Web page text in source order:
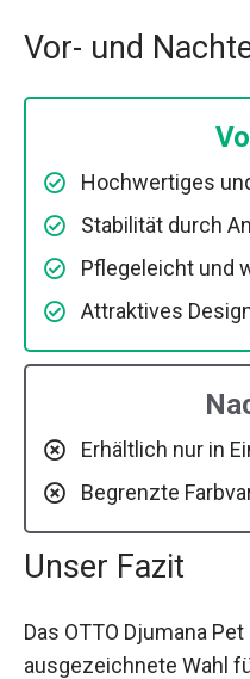
Vor- und
Hochwertiges
Stabilität durch
Pflegeleicht und
Attraktives
Erhältlich nur in
Begrenzte
Unser Fazit
Das OTTO Djumana
ausgezeichnete Wahl